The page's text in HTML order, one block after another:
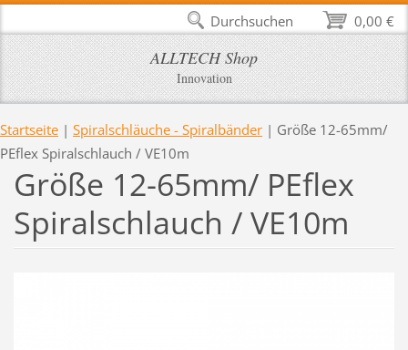
ALLTECH Shop
Innovation
Startseite | Spiralschläuche - Spiralbänder | Größe 12-65mm/
PEflex Spiralschlauch / VE10m
Größe 12-65mm/ PEflex
Spiralschlauch / VE10m
0,00 €
Durchsuchen